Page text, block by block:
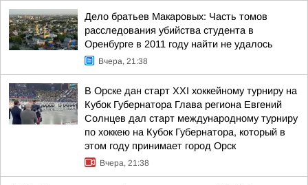
Дело братьев Макаровых: Часть томов
расследования убийства студента в
Оренбурге в 2011 году найти не удалось
Вчера, 21:38
В Орске дан старт XXI хоккейному турниру на
Кубок Губернатора Глава региона Евгений
Солнцев дал старт международному турниру
по хоккею на Кубок Губернатора, который в
этом году принимает город Орск
Вчера, 21:38